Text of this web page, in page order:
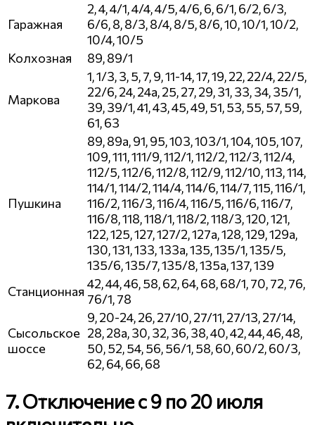
Гаражная
2, 4, 4/1, 4/4, 4/5, 4/6, 6, 6/1, 6/2, 6/3,
6/6, 8, 8/3, 8/4, 8/5, 8/6, 10, 10/1, 10/2,
10/4, 10/5
Колхозная
89, 89/1
Маркова
1, 1/3, 3, 5, 7, 9, 11-14, 17, 19, 22, 22/4, 22/5,
22/6, 24, 24а, 25, 27, 29, 31, 33, 34, 35/1,
39, 39/1, 41, 43, 45, 49, 51, 53, 55, 57, 59,
61, 63
Пушкина
89, 89а, 91, 95, 103, 103/1, 104, 105, 107,
109, 111, 111/9, 112/1, 112/2, 112/3, 112/4,
112/5, 112/6, 112/8, 112/9, 112/10, 113, 114,
114/1, 114/2, 114/4, 114/6, 114/7, 115, 116/1,
116/2, 116/3, 116/4, 116/5, 116/6, 116/7,
116/8, 118, 118/1, 118/2, 118/3, 120, 121,
122, 125, 127, 127/2, 127а, 128, 129, 129а,
130, 131, 133, 133а, 135, 135/1, 135/5,
135/6, 135/7, 135/8, 135а, 137, 139
Станционная 42, 44, 46, 58, 62, 64, 68, 68/1, 70, 72, 76,
76/1, 78
Сысольское
шоссе
9, 20-24, 26, 27/10, 27/11, 27/13, 27/14,
28, 28а, 30, 32, 36, 38, 40, 42, 44, 46, 48,
50, 52, 54, 56, 56/1, 58, 60, 60/2, 60/3,
62, 64, 66, 68
7. Отключение с 9 по 20 июля